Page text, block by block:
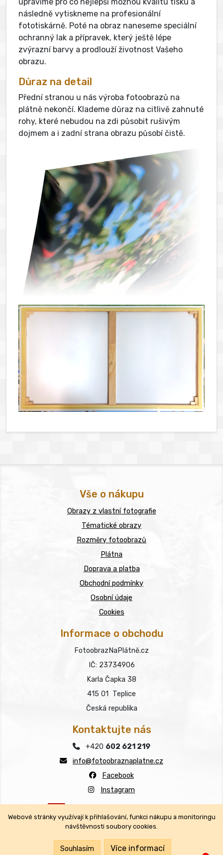
následně vytiskneme na profesionální
fototiskárně. Poté na obraz naneseme speciální
ochranný lak a přípravek, který ještě lépe
zvýrazní barvy a prodlouží životnost Vašeho
obrazu.
Důraz na detail
Přední stranou u nás výroba fotoobrazů na
plátně nekončí. Klademe důraz na citlivě zahnuté
rohy, které nebudou na zdi působit rušivým
dojmem a i zadní strana obrazu působí čistě.
Kontaktujte nás
+420 602 621 219
info@fotoobraznaplatne.cz
Facebook
Instagram
Všechna práva vyhrazena.
Vše o nákupu
Obrazy z vlastní fotografie
Tématické obrazy
Rozměry fotoobrazů
Plátna
Doprava a platba
Obchodní podmínky
Osobní údaje
Cookies
Informace o obchodu
FotoobrazNaPlátně.cz
IČ: 23734906
Karla Čapka 38
415 01 Teplice
Česká republika
Webové stránky využívají k přihlašování, funkci nákupu a monitoringu
návštěvnosti soubory cookies.
Souhlasím Více informací